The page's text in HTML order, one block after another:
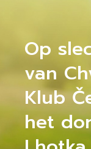
Op
van
Klub
het